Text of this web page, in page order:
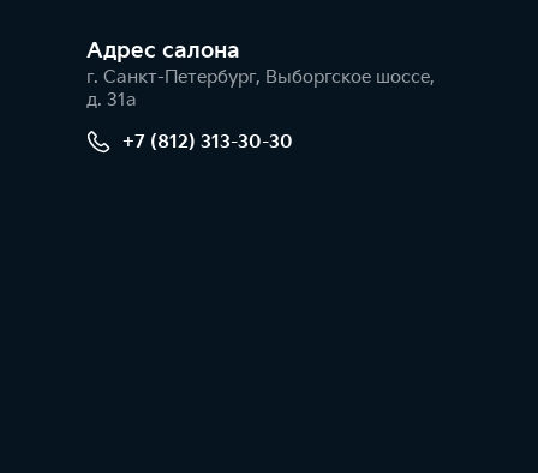
Адрес салонa
г. Санкт-Петербург, Выборгское шоссе,
д. 31а
+7 (812) 313-30-30